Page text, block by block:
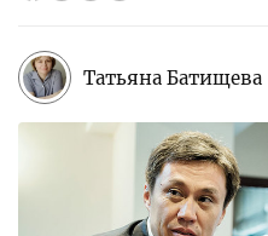
Татьяна Батищева